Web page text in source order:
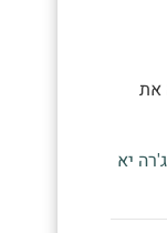
את
יא